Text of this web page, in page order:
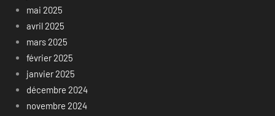
mai 2025
avril 2025
mars 2025
février 2025
janvier 2025
décembre 2024
novembre 2024